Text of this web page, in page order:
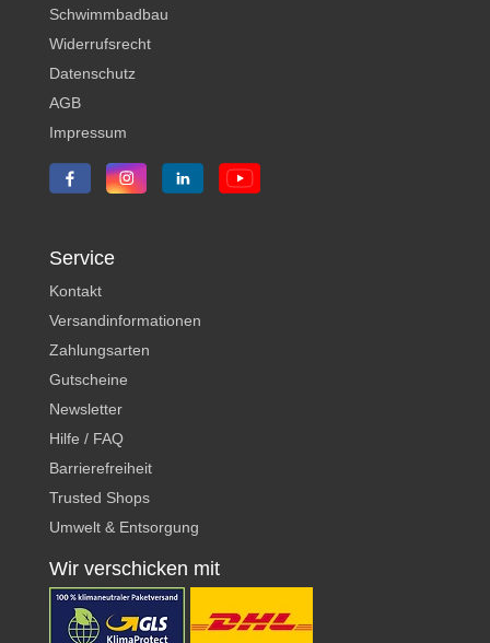
Schwimmbadbau
Widerrufsrecht
Datenschutz
AGB
Impressum
Service
Kontakt
Versandinformationen
Zahlungsarten
Gutscheine
Newsletter
Hilfe / FAQ
Barrierefreiheit
Trusted Shops
Umwelt & Entsorgung
Wir verschicken mit